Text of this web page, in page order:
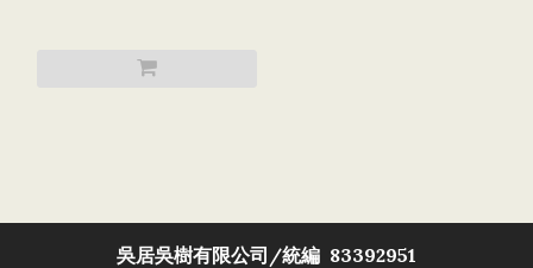
吳居吳樹有限公司/統編 83392951